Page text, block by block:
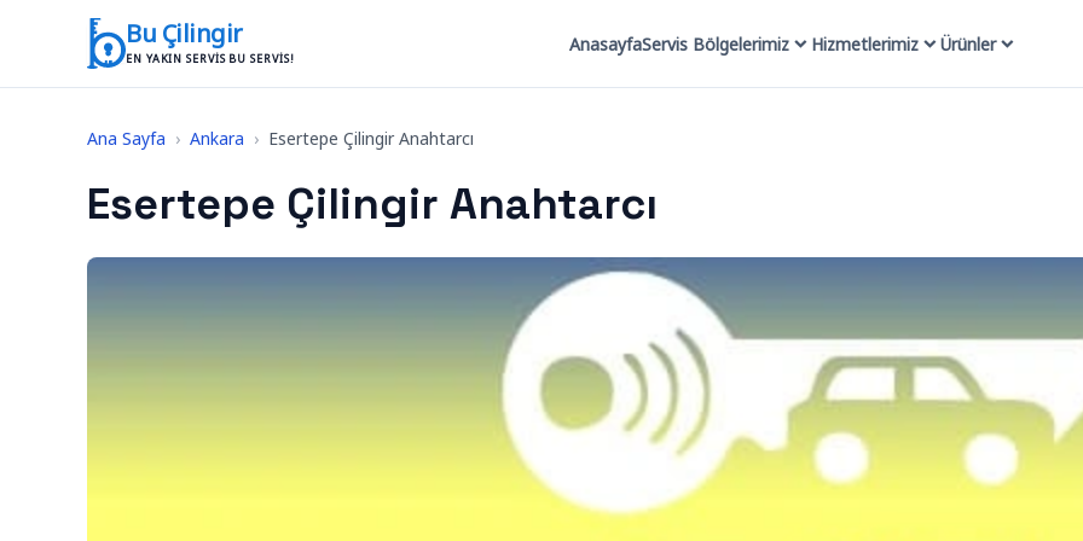
İçeriğe geç
Bu Çilingir
EN YAKIN SERVIS BU SERVIS!
AnasayfaServis Bölgelerimiz Hizmetlerimiz Ürünler
Ana Sayfa › Ankara › Esertepe Çilingir Anahtarcı
Esertepe Çilingir Anahtarcı